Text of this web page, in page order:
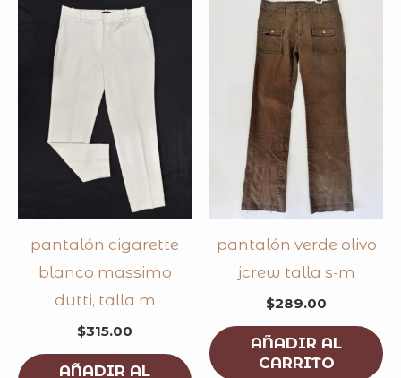
pantalón cigarette
blanco massimo
dutti, talla m
$315.00
AÑADIR AL
pantalón verde olivo
jcrew talla s-m
$289.00
AÑADIR AL
CARRITO